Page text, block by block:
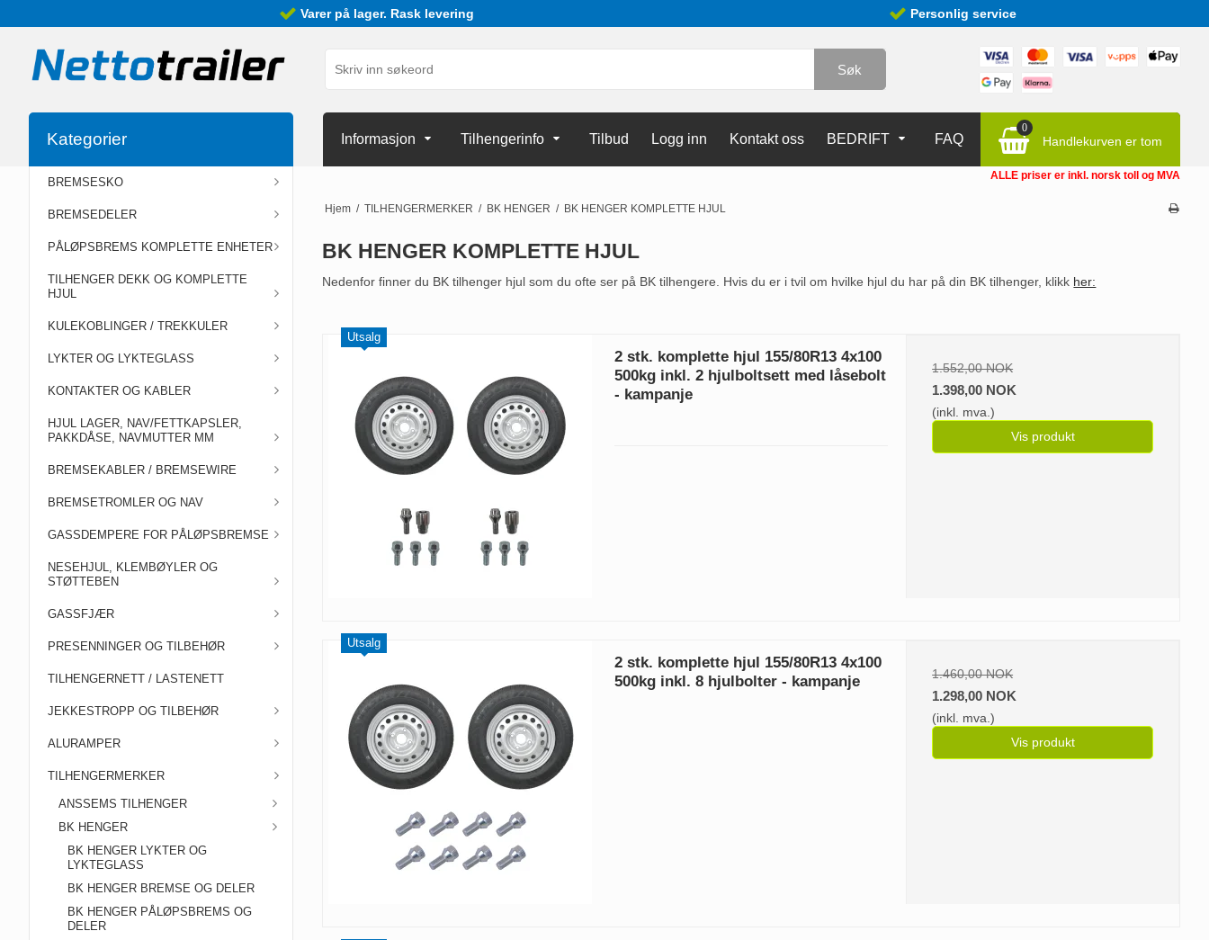
Varer på lager. Rask levering Personlig service
Søk
0
Handlekurven er tom
Informasjon Tilhengerinfo Tilbud Logg inn Kontakt oss BEDRIFT FAQ
Kategorier
BREMSESKO
BREMSEDELER
PÅLØPSBREMS KOMPLETTE ENHETER
TILHENGER DEKK OG KOMPLETTE
HJUL
KULEKOBLINGER / TREKKULER
LYKTER OG LYKTEGLASS
KONTAKTER OG KABLER
HJUL LAGER, NAV/FETTKAPSLER,
PAKKDÅSE, NAVMUTTER MM
BREMSEKABLER / BREMSEWIRE
BREMSETROMLER OG NAV
GASSDEMPERE FOR PÅLØPSBREMSE
NESEHJUL, KLEMBØYLER OG
STØTTEBEN
GASSFJÆR
PRESENNINGER OG TILBEHØR
TILHENGERNETT / LASTENETT
JEKKESTROPP OG TILBEHØR
ALURAMPER
TILHENGERMERKER
ANSSEMS TILHENGER
BK HENGER
BK HENGER LYKTER OG
LYKTEGLASS
BK HENGER BREMSE OG DELER
BK HENGER PÅLØPSBREMS OG
DELER
ALLE priser er inkl. norsk toll og MVA
Hjem / TILHENGERMERKER / BK HENGER / BK HENGER KOMPLETTE HJUL
BK HENGER KOMPLETTE HJUL
Nedenfor finner du BK tilhenger hjul som du ofte ser på BK tilhengere. Hvis du er i tvil om hvilke hjul du har på din BK tilhenger, klikk her:
Utsalg
2 stk. komplette hjul 155/80R13 4x100
500kg inkl. 2 hjulboltsett med låsebolt
- kampanje
1.552,00 NOK
1.398,00 NOK
(inkl. mva.)
Vis produkt
Utsalg
2 stk. komplette hjul 155/80R13 4x100
500kg inkl. 8 hjulbolter - kampanje
1.460,00 NOK
1.298,00 NOK
(inkl. mva.)
Vis produkt